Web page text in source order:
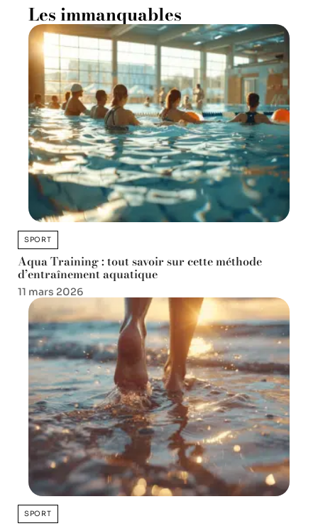
Les immanquables
SPORT
Aqua Training : tout savoir sur cette méthode
d’entraînement aquatique
11 mars 2026
SPORT